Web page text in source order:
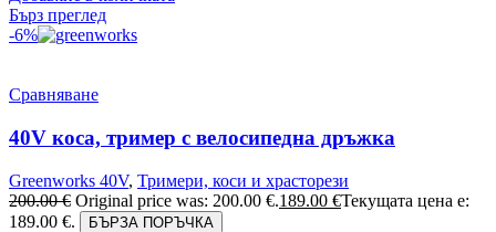
Бърз преглед
-6%
Сравняване
40V коса, тример с велосипедна дръжка
Greenworks 40V, Тримери, коси и храсторези
200.00€ Original price was: 200.00 €.189.00 €Текущата цена е:
189.00 €.
БЪРЗА ПОРЪЧКА